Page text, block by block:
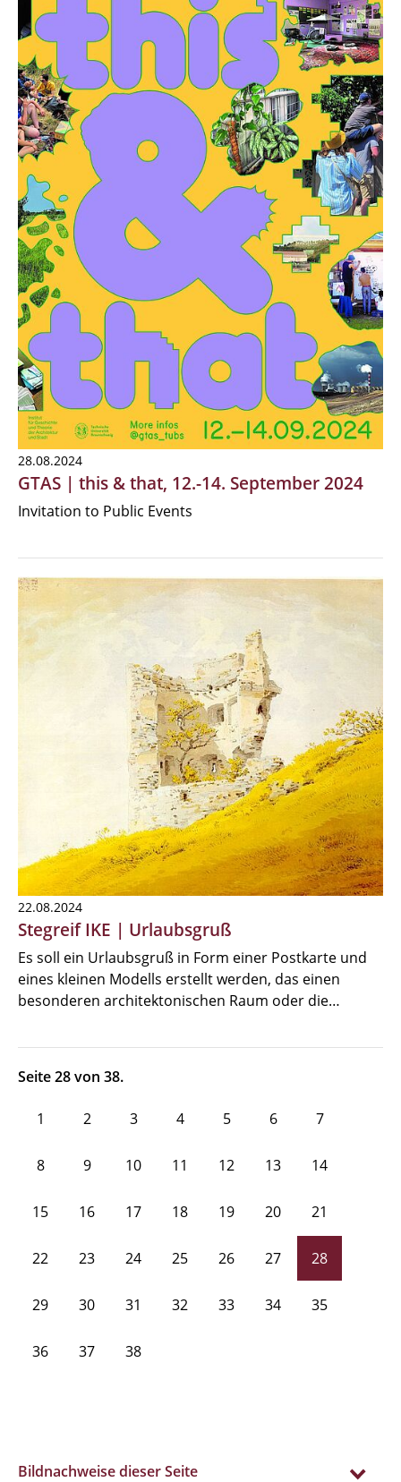
28.08.2024
GTAS | this & that, 12.-14. September 2024
Invitation to Public Events
22.08.2024
Stegreif IKE | Urlaubsgruß
Es soll ein Urlaubsgruß in Form einer Postkarte und
eines kleinen Modells erstellt werden, das einen
besonderen architektonischen Raum oder die…
Seite 28 von 38.
1 2 3 4 5 6 7
8 9 10 11 12 13 14
15 16 17 18 19 20 21
22 23 24 25 26 27 28
29 30 31 32 33 34 35
36 37 38
Bildnachweise dieser Seite